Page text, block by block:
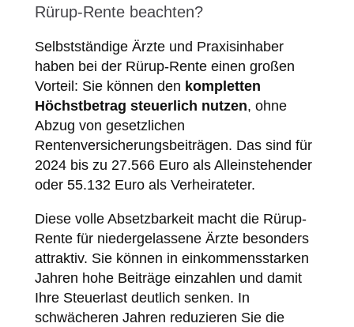
Rürup-Rente beachten?
Selbstständige Ärzte und Praxisinhaber
haben bei der Rürup-Rente einen großen
Vorteil: Sie können den kompletten
Höchstbetrag steuerlich nutzen, ohne
Abzug von gesetzlichen
Rentenversicherungsbeiträgen. Das sind für
2024 bis zu 27.566 Euro als Alleinstehender
oder 55.132 Euro als Verheirateter.
Diese volle Absetzbarkeit macht die Rürup-
Rente für niedergelassene Ärzte besonders
attraktiv. Sie können in einkommensstarken
Jahren hohe Beiträge einzahlen und damit
Ihre Steuerlast deutlich senken. In
schwächeren Jahren reduzieren Sie die